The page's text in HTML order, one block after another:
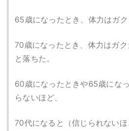
65歳になったとき、体力はガク
70歳になったとき、体力はガ
と落ちた。
60歳になったときや65歳にな
らないほど、
70代になると（信じられない